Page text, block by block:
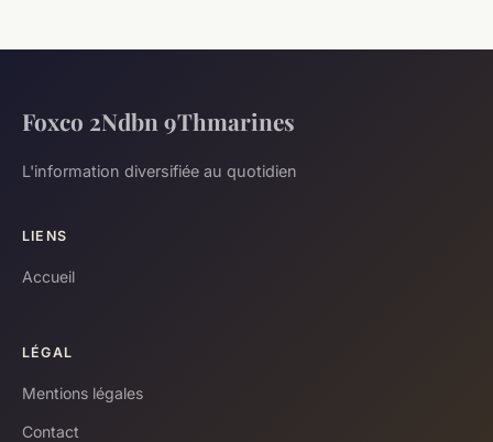
Foxco 2Ndbn 9Thmarines
L'information diversifiée au quotidien
LIENS
Accueil
LÉGAL
Mentions légales
Contact